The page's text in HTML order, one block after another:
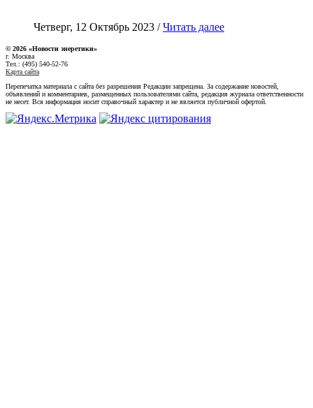
Четверг, 12 Октябрь 2023 /Читать далее
© 2026 «Новости энеретики»
г. Москва
Тел.: (495) 540-52-76
Карта сайта
Перепечатка материала с сайта без разрешения Редакции запрещена. За содержание новостей,
объявлений и комментариев, размещенных пользователями сайта, редакция журнала ответственности
не несет. Вся информация носит справочный характер и не является публичной офертой.